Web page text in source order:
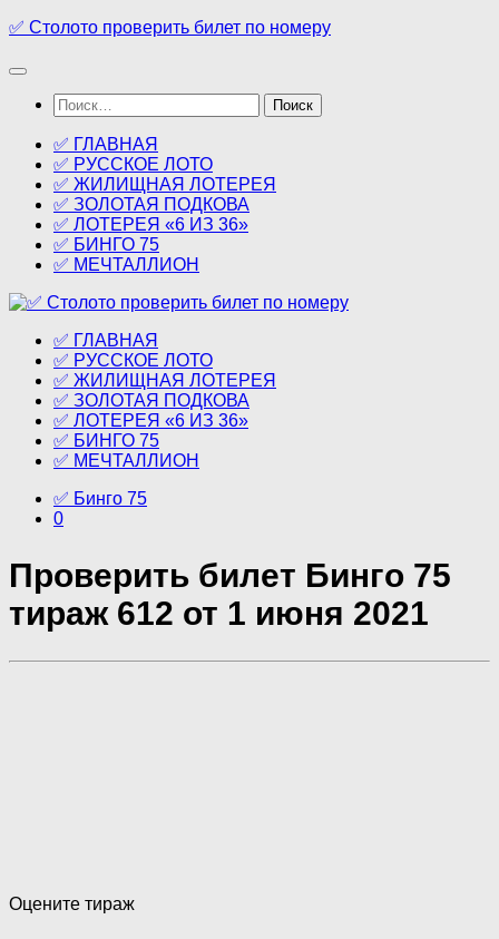
Перейти
содержимому
✅ Столото проверить билет по номеру
Найти:
✅ ГЛАВНАЯ
✅ РУССКОЕ ЛОТО
✅ ЖИЛИЩНАЯ ЛОТЕРЕЯ
✅ ЗОЛОТАЯ ПОДКОВА
✅ ЛОТЕРЕЯ «6 ИЗ 36»
✅ БИНГО 75
✅ МЕЧТАЛЛИОН
✅ ГЛАВНАЯ
✅ РУССКОЕ ЛОТО
✅ ЖИЛИЩНАЯ ЛОТЕРЕЯ
✅ ЗОЛОТАЯ ПОДКОВА
✅ ЛОТЕРЕЯ «6 ИЗ 36»
✅ БИНГО 75
✅ МЕЧТАЛЛИОН
✅ Бинго 75
0
Проверить билет Бинго 75
тираж 612 от 1 июня 2021
Оцените тираж